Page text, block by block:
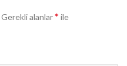
Gerekli alanlar* ile